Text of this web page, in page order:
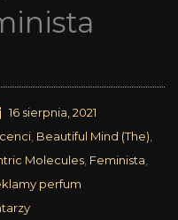
16 sierpnia, 2021
Beautiful Mind (The)
Molecules Feminista
perfum